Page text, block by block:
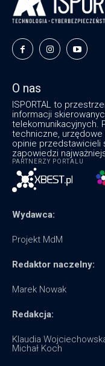
O nas
ISPORTAL to
informacji
telekomunikacyjnych.
techniczne, urzędowe
opinie przedstawicieli
zapowiedzi
PARTNERZY PORTALU
Wydawca:
Projekt MdM
Redaktor naczelny:
Marek Nowak
Redakcja:
Klaudia
Michał Koch